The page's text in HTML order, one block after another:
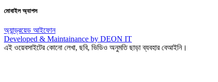
মোবাইল অ্যাপস
অ্যান্ড্রয়েড আইফোন
Developed & Maintainance by DEON IT
এই ওয়েবসাইটের কোনো লেখা, ছবি, ভিডিও অনুমতি ছাড়া ব্যবহার বেআইনি।